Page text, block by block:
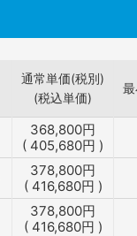
通常単価(税別)
(税込単価)
368,800円
( 405,680円 )
378,800円
( 416,680円 )
378,800円
( 416,680円 )